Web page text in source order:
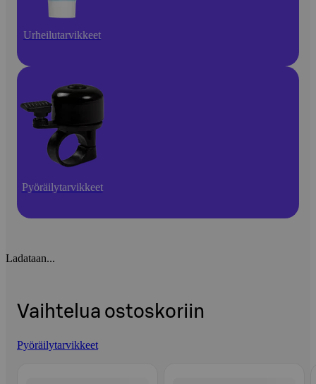
Urheilutarvikkeet
Pyöräilytarvikkeet
Ladataan...
Vaihtelua ostoskoriin
Pyöräilytarvikkeet